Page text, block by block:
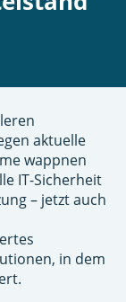
aktuelle
wappnen
IT-Sicherheit
– jetzt auch
in dem